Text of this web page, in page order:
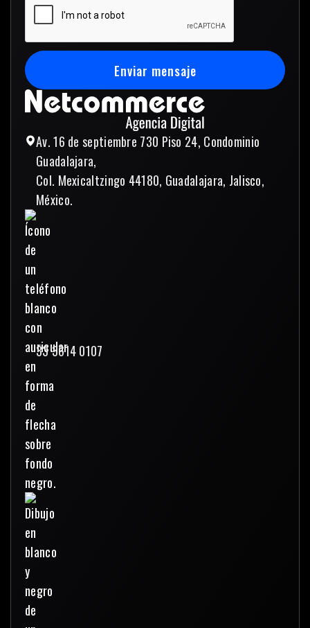
Av. 16 de septiembre 730 Piso 24, Condominio
Guadalajara,
Col. Mexicaltzingo 44180, Guadalajara, Jalisco,
México.
33 3614 0107
Enviar mensaje
Enviar mensaje